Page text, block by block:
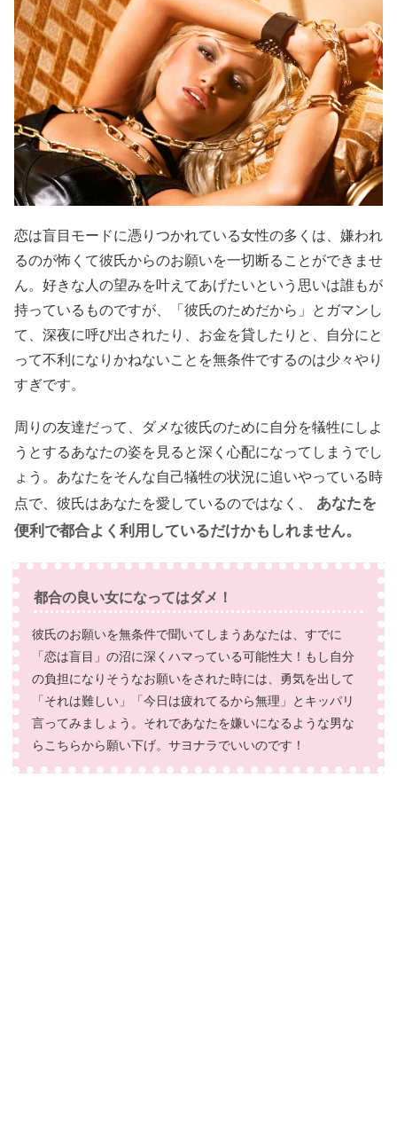
恋は盲目モードに憑りつかれている女性の多くは、嫌われ
るのが怖くて彼氏からのお願いを一切断ることができませ
ん。好きな人の望みを叶えてあげたいという思いは誰もが
持っているものですが、「彼氏のためだから」とガマンし
て、深夜に呼び出されたり、お金を貸したりと、自分にと
って不利になりかねないことを無条件でするのは少々やり
すぎです。
周りの友達だって、ダメな彼氏のために自分を犠牲にしよ
うとするあなたの姿を見ると深く心配になってしまうでし
ょう。あなたをそんな自己犠牲の状況に追いやっている時
点で、彼氏はあなたを愛しているのではなく、
あなたを
便利で都合よく利用しているだけかもしれません。
都合の良い女になってはダメ！
彼氏のお願いを無条件で聞いてしまうあなたは、すでに
「恋は盲目」の沼に深くハマっている可能性大！もし自分
の負担になりそうなお願いをされた時には、勇気を出して
「それは難しい」「今日は疲れてるから無理」とキッパリ
言ってみましょう。それであなたを嫌いになるような男な
らこちらから願い下げ。サヨナラでいいのです！